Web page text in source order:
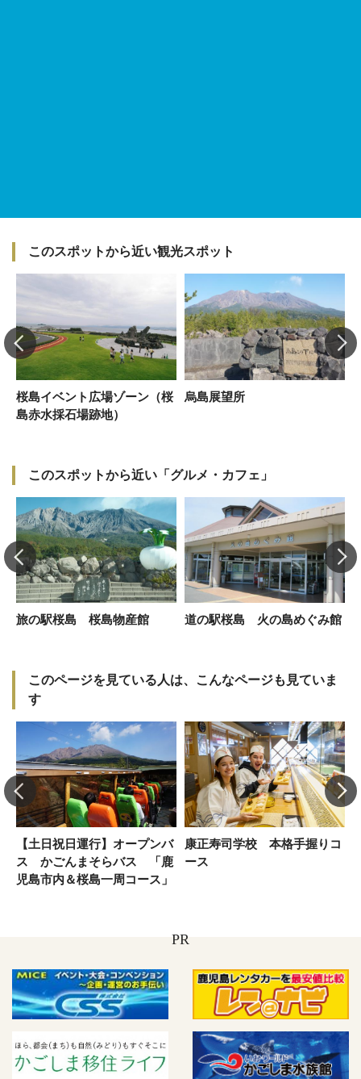
このスポットから近い観光スポット
桜島イベント広場ゾーン（桜
島赤水採石場跡地）
烏島展望所
このスポットから近い「グルメ・カフェ」
旅の駅桜島 桜島物産館 道の駅桜島 火の島めぐみ館
このページを見ている人は、こんなページも見ていま
す
【土日祝日運行】オープンバ
ス かごんまそらバス 「鹿
児島市内＆桜島一周コース」
康正寿司学校 本格手握りコ
ース
PR